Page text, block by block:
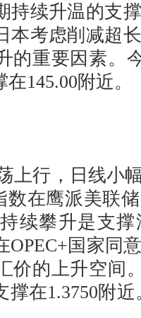
持续升温的支
本考虑削减超
的重要因素。
145.00附近。
行，日线小
数在鹰派美联
续攀升是支
OPEC+国家同
价的上升空间
撑在1.3750附